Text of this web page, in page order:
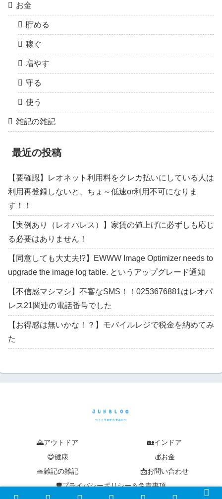
お金
貯める
稼ぐ
増やす
守る
使う
雑記の雑記
最近の投稿
【要確認】レオネット利用料をクレカ払いにしている人は
利用再登録しないと、ちょ～低速or利用不可になりま
す！！
【実例あり（レオパレス）】家賃の値上げに必ずしも応じ
る必要はありません！
【同意しても大丈夫!?】EWWW Image Optimizer needs to
upgrade the image log table. というアップグレード通知
【不信感マシマシ】不審なSMS！！0253676881はレオパ
レス21関連の電話番号でした
【お得感は無いかな！？】モバイルレジで税金を納めてみ
た
🌄アウトドア
🏡インドア
😄健康
💰お金
🧺雑記の雑記
📩お問い合わせ
🛡️プライバシーポリシー＆免責事項